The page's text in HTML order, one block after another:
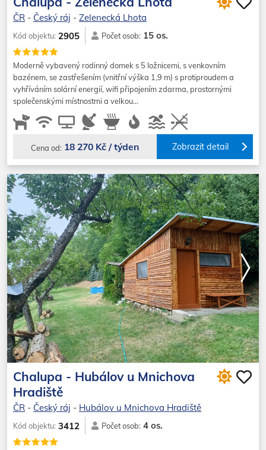
ČR - Český ráj - Zelenecká Lhota
Kód objektu: 2905 Počet osob: 15 os.
Moderně vybavený rodinný domek s 5 ložnicemi, s venkovním
bazénem, se zastřešením (vnitřní výška 1,9 m) s protiproudem a
vyhříváním solární energií, wifi připojením zdarma, prostornými
společenskými místnostmi a velkou…
Cena od: 18 270 Kč / týden Zobrazit detail
Chalupa - Hubálov u Mnichova
Hradiště
ČR - Český ráj - Hubálov u Mnichova Hradiště
Kód objektu: 3412 Počet osob: 4 os.